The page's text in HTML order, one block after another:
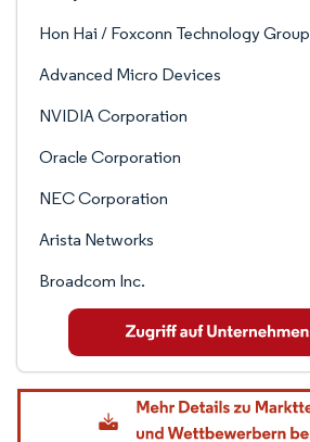
Hon Hai / Foxconn Technology Group
Advanced Micro Devices
NVIDIA Corporation
Oracle Corporation
NEC Corporation
Arista Networks
Broadcom Inc.